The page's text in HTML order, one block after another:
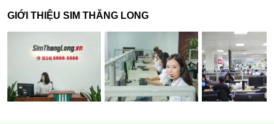
GIỚI THIỆU SIM THĂNG LONG